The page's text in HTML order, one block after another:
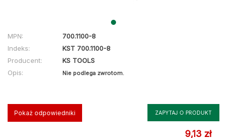
MPN:
700.1100-8
Indeks:
KST 700.1100-8
Producent:
KS TOOLS
Opis:
Nie podlega zwrotom.
Pokaż odpowiedniki ZAPYTAJ O PRODUKT
9,13 zł